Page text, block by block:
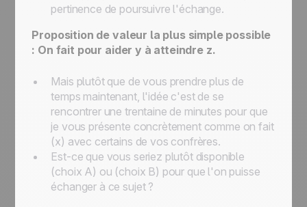
pertinence de poursuivre l'échange.
Proposition de valeur la plus simple possible
: On fait pour aider y à atteindre z.
Mais plutôt que de vous prendre plus de
temps maintenant, l'idée c'est de se
rencontrer une trentaine de minutes pour que
je vous présente concrètement comme on fait
(x) avec certains de vos confrères.
Est-ce que vous seriez plutôt disponible
(choix A) ou (choix B) pour que l'on puisse
échanger à ce sujet ?